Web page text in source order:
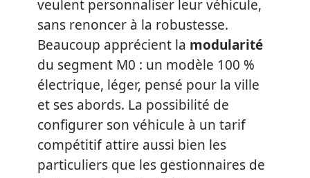
veulent personnaliser leur véhicule,
sans renoncer à la robustesse.
Beaucoup apprécient la modularité
du segment M0 : un modèle 100 %
électrique, léger, pensé pour la ville
et ses abords. La possibilité de
configurer son véhicule à un tarif
compétitif attire aussi bien les
particuliers que les gestionnaires de